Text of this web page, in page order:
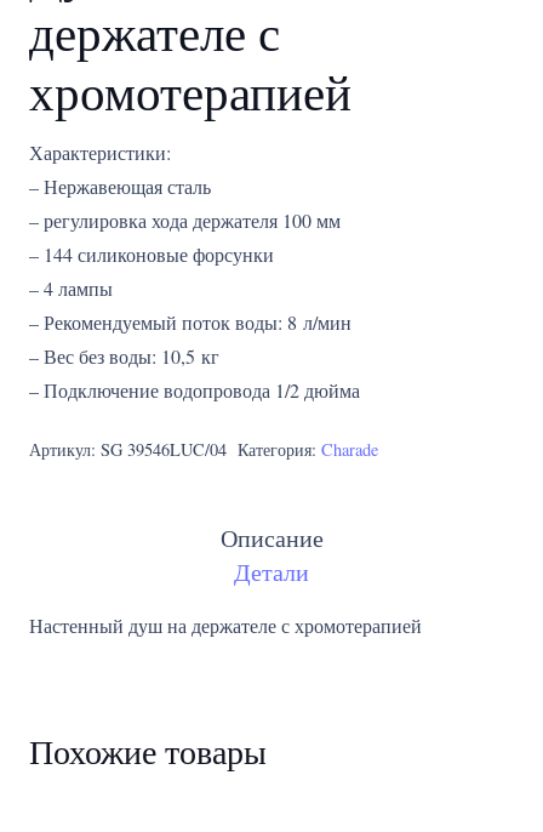
держателе с
хромотерапией
Характеристики:
– Нержавеющая сталь
– регулировка хода держателя 100 мм
– 144 силиконовые форсунки
– 4 лампы
– Рекомендуемый поток воды: 8 л/мин
– Вес без воды: 10,5 кг
– Подключение водопровода 1/2 дюйма
Артикул: SG 39546LUC/04 Категория: Charade
Описание
Детали
Настенный душ на держателе с хромотерапией
Похожие товары